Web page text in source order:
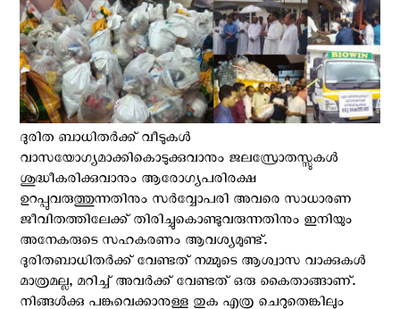
ദുരിത ബാധിതര്‍ക്ക് വീടുകള്‍
വാസയോഗ്യമാക്കികൊടുക്കുവാനും ജലസ്രോതസ്സുകള്‍
ശുദ്ധീകരിക്കുവാനും ആരോഗ്യപരിരക്ഷ
ഉറപ്പുവരുത്തുന്നതിനും സര്‍വ്വോപരി അവരെ സാധാരണ
ജീവിതത്തിലേക്ക് തിരിച്ചുകൊണ്ടുവരുന്നതിനും ഇനിയും
അനേകരുടെ സഹകരണം ആവശ്യമുണ്ട്.
ദുരിതബാധിതര്‍ക്ക് വേണ്ടത് നമ്മുടെ ആശ്വാസ വാക്കുകള്‍
മാത്രമല്ല, മറിച്ച് അവര്‍ക്ക് വേണ്ടത് ഒരു കൈതാങ്ങാണ്.
നിങ്ങള്‍ക്കു പങ്കുവെക്കാനുള്ള തുക എത്ര ചെറുതെങ്കിലും